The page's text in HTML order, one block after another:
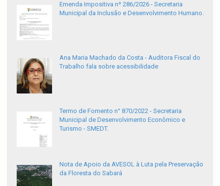
Emenda Impositiva nº 286/2026 - Secretaria
Municipal da Inclusão e Desenvolvimento Humano.
Ana Maria Machado da Costa - Auditora Fiscal do
Trabalho fala sobre acessibilidade
Termo de Fomento n° 870/2022 - Secretaria
Municipal de Desenvolvimento Econômico e
Turismo - SMEDT.
Nota de Apoio da AVESOL à Luta pela Preservação
da Floresta do Sabará